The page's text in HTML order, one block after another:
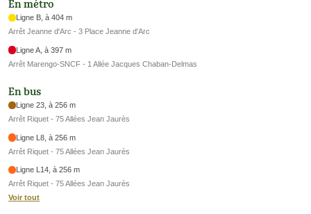
En métro
Ligne B, à 404 m
Arrêt Jeanne d'Arc - 3 Place Jeanne d'Arc
Ligne A, à 397 m
Arrêt Marengo-SNCF - 1 Allée Jacques Chaban-Delmas
En bus
Ligne 23, à 256 m
Arrêt Riquet - 75 Allées Jean Jaurès
Ligne L8, à 256 m
Arrêt Riquet - 75 Allées Jean Jaurès
Ligne L14, à 256 m
Arrêt Riquet - 75 Allées Jean Jaurès
Voir tout